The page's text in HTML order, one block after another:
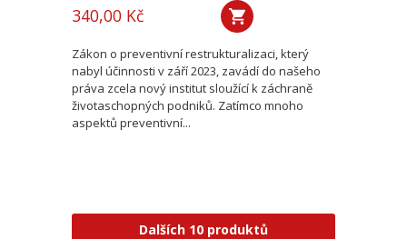
340,00 Kč
Zákon o preventivní restrukturalizaci, který
nabyl účinnosti v září 2023, zavádí do našeho
práva zcela nový institut sloužící k záchraně
životaschopných podniků. Zatímco mnoho
aspektů preventivní...
Dalších 10 produktů